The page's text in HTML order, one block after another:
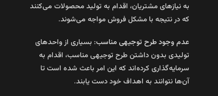
به نیازهای مشتریان، اقدام به تولید محصولات می‌کنند
که در نتیجه با مشکل فروش مواجه می‌شوند.
عدم وجود طرح توجیهی مناسب: بسیاری از واحدهای
تولیدی بدون داشتن طرح توجیهی مناسب، اقدام به
سرمایه‌گذاری کرده‌اند که این امر باعث شده است تا
آن‌ها نتوانند به اهداف خود دست یابند.